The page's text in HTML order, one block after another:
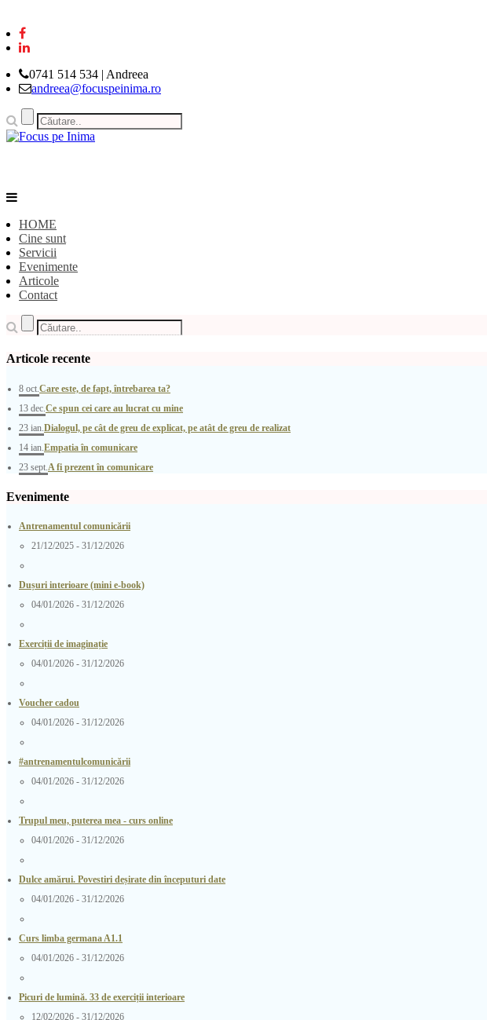
0741 514 534 | Andreea
andreea@focuspeinima.ro
HOME
Cine sunt
Servicii
Evenimente
Articole
Contact
Articole recente
8 oct. Care este, de fapt, întrebarea ta?
13 dec. Ce spun cei care au lucrat cu mine
23 ian. Dialogul, pe cât de greu de explicat, pe atât de greu de realizat
14 ian. Empatia în comunicare
23 sept. A fi prezent în comunicare
Evenimente
Antrenamentul comunicării
21/12/2025 - 31/12/2026
Dușuri interioare (mini e-book)
04/01/2026 - 31/12/2026
Exerciții de imaginație
04/01/2026 - 31/12/2026
Voucher cadou
04/01/2026 - 31/12/2026
#antrenamentulcomunicării
04/01/2026 - 31/12/2026
Trupul meu, puterea mea - curs online
04/01/2026 - 31/12/2026
Dulce amărui. Povestiri deșirate din începuturi date
04/01/2026 - 31/12/2026
Curs limba germana A1.1
04/01/2026 - 31/12/2026
Picuri de lumină. 33 de exerciții interioare
12/02/2026 - 31/12/2026